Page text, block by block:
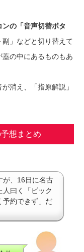
ンの「音声切替ボタ
」などと切り替えて
の中にあるものもあ
消え、「指原解説」
想まとめ
が、16日に名古
人曰く「ビック
予約できず」だ